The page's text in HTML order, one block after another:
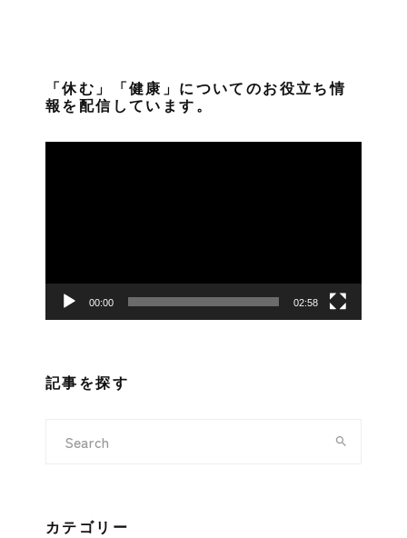
「休む」「健康」についてのお役立ち情
報を配信しています。
ー
00:00 02:58
記事を探す
カテゴリー